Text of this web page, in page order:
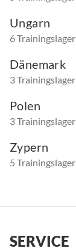
Ungarn
6 Trainingslager
Dänemark
3 Trainingslager
Polen
3 Trainingslager
Zypern
5 Trainingslager
SERVICE